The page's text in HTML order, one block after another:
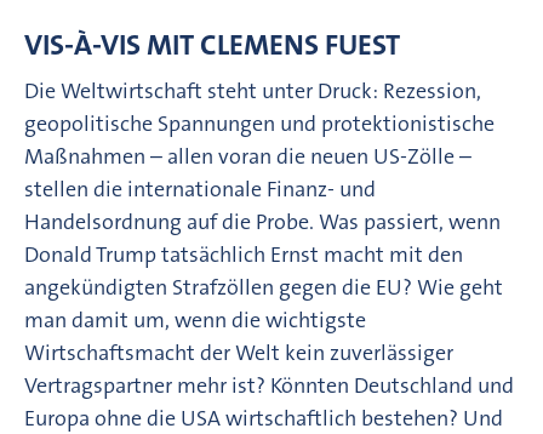
VIS-À-VIS MIT CLEMENS FUEST
Die Weltwirtschaft steht unter Druck: Rezession,
geopolitische Spannungen und protektionistische
Maßnahmen – allen voran die neuen US-Zölle –
stellen die internationale Finanz- und
Handelsordnung auf die Probe. Was passiert, wenn
Donald Trump tatsächlich Ernst macht mit den
angekündigten Strafzöllen gegen die EU? Wie geht
man damit um, wenn die wichtigste
Wirtschaftsmacht der Welt kein zuverlässiger
Vertragspartner mehr ist? Könnten Deutschland und
Europa ohne die USA wirtschaftlich bestehen? Und